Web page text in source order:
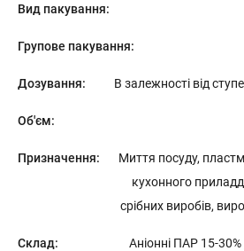
Вид пакування:
Групове пакування:
Дозування: В залежності від
Об'єм:
Призначення:
Миття посуду,
кухонного
срібних виробів,
Склад: Аніонні ПАР 15-